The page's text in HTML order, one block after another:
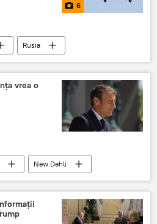
6
Rusia
Putin
vrea o
New Dehli
nucleară